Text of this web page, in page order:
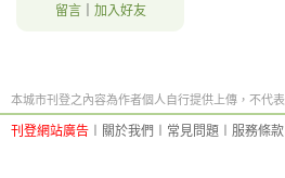
留言｜ 加入好友
本城市刊登之內容為作者個人自行提供上傳，不代表
刊登網站廣告 關於我們 常見問題 服務條款